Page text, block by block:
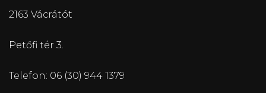
2163 Vácrátót
Petőfi tér 3.
Telefon: 06 (30) 944 1379